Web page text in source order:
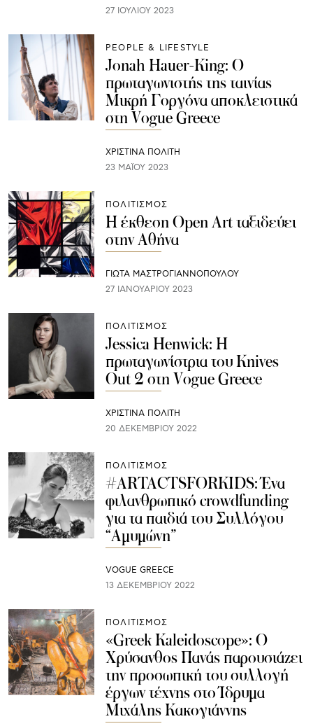
27 ΙΟΥΛΊΟΥ 2023
PEOPLE & LIFESTYLE
Jonah Hauer-King: Ο
πρωταγωνιστής της ταινίας
Μικρή Γοργόνα αποκλειστικά
στη Vogue Greece
ΧΡΙΣΤΙΝΑ ΠΟΛΙΤΗ
23 ΜΑΪ́ΟΥ 2023
ΠΟΛΙΤΙΣΜΟΣ
Η έκθεση Open Art ταξιδεύει
στην Αθήνα
ΓΙΩΤΑ ΜΑΣΤΡΟΓΙΑΝΝΟΠΟΥΛΟΥ
27 ΙΑΝΟΥΑΡΊΟΥ 2023
ΠΟΛΙΤΙΣΜΟΣ
Jessica Henwick: Η
πρωταγωνίστρια του Knives
Out 2 στη Vogue Greece
ΧΡΙΣΤΙΝΑ ΠΟΛΙΤΗ
20 ΔΕΚΕΜΒΡΊΟΥ 2022
ΠΟΛΙΤΙΣΜΟΣ
#ARTACTSFORKIDS: Ένα
φιλανθρωπικό crowdfunding
για τα παιδιά του Συλλόγου
“Αμυμώνη”
VOGUE GREECE
13 ΔΕΚΕΜΒΡΊΟΥ 2022
ΠΟΛΙΤΙΣΜΟΣ
«Greek Kaleidoscope»: Ο
Χρύσανθος Πανάς παρουσιάζει
την προσωπική του συλλογή
έργων τέχνης στο Ίδρυμα
Μιχάλης Κακογιάννης